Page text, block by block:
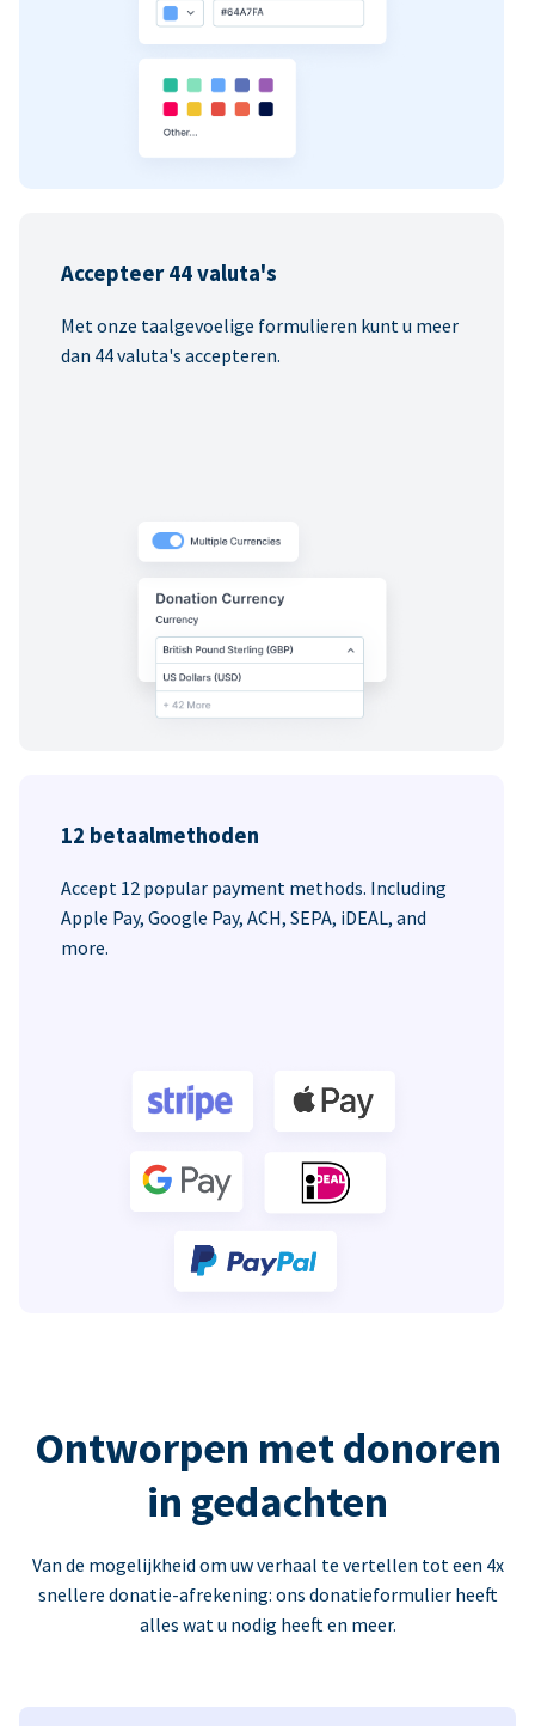
Accepteer 44 valuta's
Met onze taalgevoelige formulieren kunt u meer
dan 44 valuta's accepteren.
12 betaalmethoden
Accept 12 popular payment methods. Including
Apple Pay, Google Pay, ACH, SEPA, iDEAL, and
more.
Ontworpen met donoren
in gedachten
Van de mogelijkheid om uw verhaal te vertellen tot een 4x
snellere donatie-afrekening: ons donatieformulier heeft
alles wat u nodig heeft en meer.